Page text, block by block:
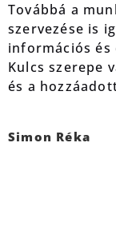
Továbbá a
szervezése is
információs
Kulcs szerepe
és a
Simon Réka